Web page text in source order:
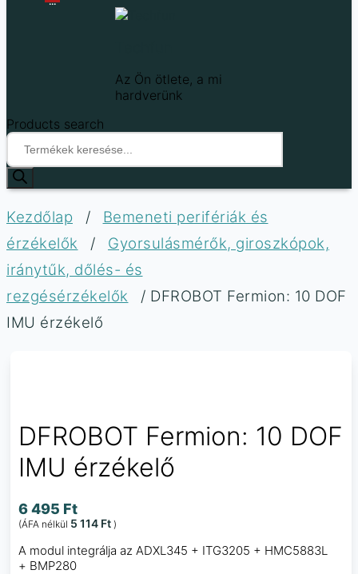
Az Ön ötlete, a mi
hardverünk
Products search
Kezdőlap /
Bemeneti perifériák és
érzékelők
/
Gyorsulásmérők, giroszkópok,
iránytűk, dőlés- és
rezgésérzékelők
/ DFROBOT Fermion: 10 DOF
IMU érzékelő
DFROBOT Fermion: 10 DOF
IMU érzékelő
6 495 Ft
(ÁFA nélkül 5 114 Ft )
A modul integrálja az ADXL345 + ITG3205 + HMC5883L
+ BMP280